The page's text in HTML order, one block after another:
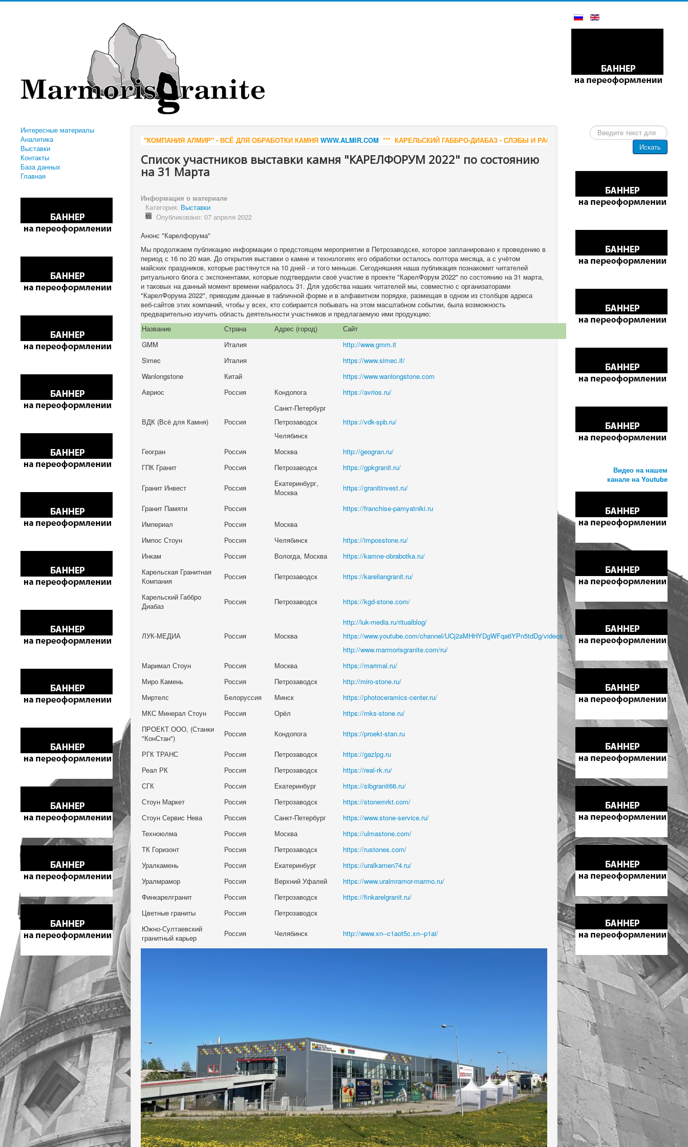
Интересные материалы
Аналитика
Выставки
Контакты
База данных
Главная
"КОМПАНИЯ АЛМИР" - ВСЁ ДЛЯ ОБРАБОТКИ КАМНЯWWW.ALMIR.COM*** КАРЕЛЬСКИЙ ГАББРО-ДИАБАЗ - СЛЭБЫ И РАСПИЛ, РИТУАЛЬНАЯ ПРОДУКЦИЯ ОТ
Список участников выставки камня "КАРЕЛФОРУМ 2022" по состоянию
на 31 Марта
Информация о материале
Категория: Выставки
Опубликовано: 07 апреля 2022
Анонс "Карелфорума"
Мы продолжаем публикацию информации о предстоящем мероприятии в Петрозаводске, которое запланировано к проведению в
период с 16 по 20 мая. До открытия выставки о камне и технологиях его обработки осталось полтора месяца, а с учётом
майских праздников, которые растянутся на 10 дней - и того меньше. Сегодняшняя наша публикация познакомит читателей
ритуального блога с экспонентами, которые подтвердили своё участие в проекте "КарелФорум 2022" по состоянию на 31 марта,
и таковых на данный момент времени набралось 31. Для удобства наших читателей мы, совместно с организаторами
"КарелФорума 2022", приводим данные в табличной форме и в алфавитном порядке, размещая в одном из столбцов адреса
веб-сайтов этих компаний, чтобы у всех, кто собирается побывать на этом масштабном событии, была возможность
предварительно изучить область деятельности участников и предлагаемую ими продукцию:
Название
Страна Адрес (город)
Сайт
GMM
Италия
http://www.gmm.it
Simec
Италия
https://www.simec.it/
Wanlongstone
Китай
https://www.wanlongstone.com
Авриос
Россия Кондопога https://avrios.ru/
ВДК (Всё для Камня) Россия
Санкт-Петербург
Петрозаводск
Челябинск
https://vdk-spb.ru/
Геогран Россия Москва
http://geogran.ru/
ГПК Гранит
Россия Петрозаводск https://gpkgranit.ru/
Гранит Инвест Россия
Екатеринбург,
Москва
https://granitinvest.ru/
Гранит Памяти Россия
https://franchise-pamyatniki.ru
Империал
Россия
Москва
Импос Стоун
Россия Челябинск
https://imposstone.ru/
Инкам
Россия Вологда, Москва
https://kamne-obrabotka.ru/
Карельская Гранитная
Компания
Россия Петрозаводск https://kareliangranit.ru/
Карельский Габбро
Диабаз
Россия Петрозаводск https://kgd-stone.com/
ЛУК-МЕДИА Россия Москва
http://luk-media.ru/ritualblog/
https://www.youtube.com/channel/UCj2aMHHYDgWFqa6YPn5tdDg/videos
http://www.marmorisgranite.com/ru/
Маримал Стоун
Россия Москва
https://marimal.ru/
Миро Камень
Россия Петрозаводск
http://miro-stone.ru/
Миртелс
Белоруссия Минск
https://photoceramics-center.ru/
МКС Минерал Стоун
Россия Орёл
https://mks-stone.ru/
ПРОЕКТ ООО, (Станки
"КонСтан")
Россия Кондопога https://proekt-stan.ru
РГК ТРАНС Россия Петрозаводск
https://gazlpg.ru
Реал РК
Россия Петрозаводск
https://real-rk.ru/
СГК
Россия Екатеринбург
https://sibgranit66.ru/
Стоун Маркет
Россия Петрозаводск
https://stonemrkt.com/
Стоун Сервис Нева
Россия Санкт-Петербург
https://www.stone-service.ru/
Техноюлма
Россия Москва
https://ulmastone.com/
ТК Горизонт
Россия Петрозаводск
https://rustones.com/
Уралкамень
Россия Екатеринбург
https://uralkamen74.ru/
Уралмрамор
Россия Верхний Уфалей
https://www.uralmramor-marmo.ru/
Финкарелгранит
Россия Петрозаводск
https://finkarelgranit.ru/
Цветные граниты
Россия
Петрозаводск
Южно-Султаевский
гранитный карьер
Россия Челябинск http://www.xn--c1aot5c.xn--p1ai/
Искать...
Искать
Видео на нашем
канале на Youtube